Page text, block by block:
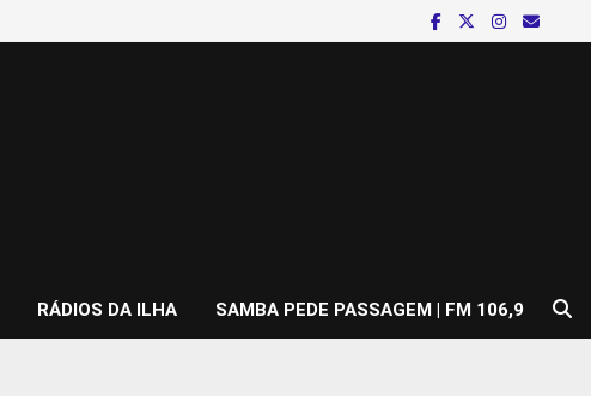
RÁDIOS DA ILHA SAMBA PEDE PASSAGEM | FM 106,9